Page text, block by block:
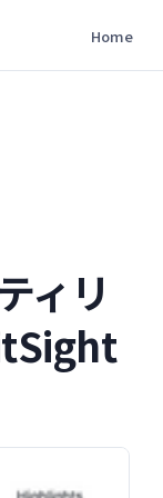
Home
ィリ